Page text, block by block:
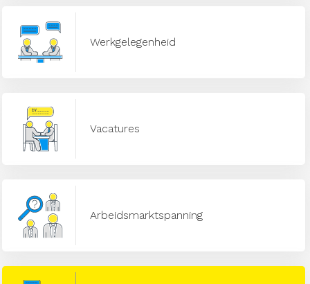
Werkgelegenheid
Vacatures
Arbeidsmarktspanning